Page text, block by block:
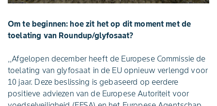
Om te beginnen: hoe zit het op dit moment met de
toelating van Roundup/glyfosaat?
,,Afgelopen december heeft de Europese Commissie de
toelating van glyfosaat in de EU opnieuw verlengd voor
10 jaar. Deze beslissing is gebaseerd op eerdere
positieve adviezen van de Europese Autoriteit voor